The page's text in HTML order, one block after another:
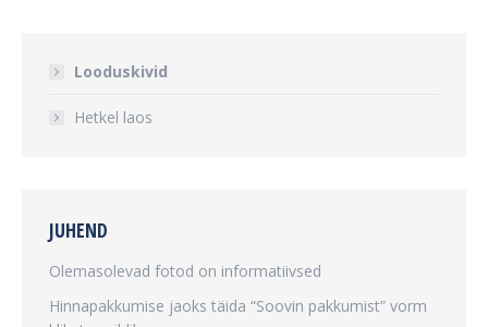
Looduskivid
Hetkel laos
JUHEND
Olemasolevad fotod on informatiivsed
Hinnapakkumise jaoks täida “Soovin pakkumist” vorm